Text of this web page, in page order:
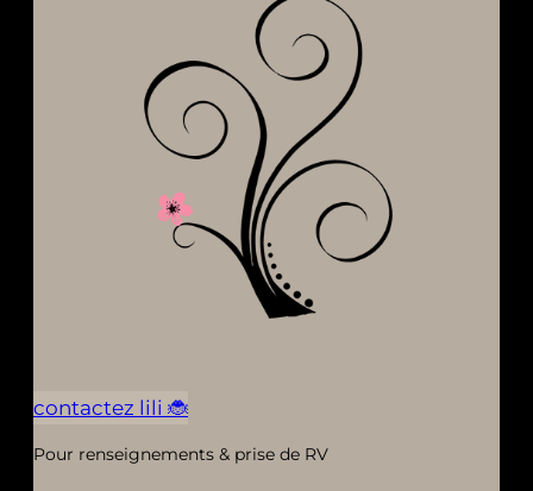
contactez lili 🐞
Pour renseignements & prise de RV